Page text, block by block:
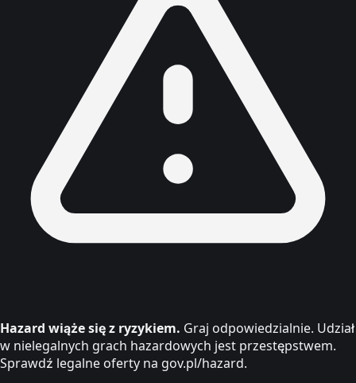
Hazard wiąże się z ryzykiem. Graj odpowiedzialnie. Udział
w nielegalnych grach hazardowych jest przestępstwem.
Sprawdź legalne oferty na gov.pl/hazard.